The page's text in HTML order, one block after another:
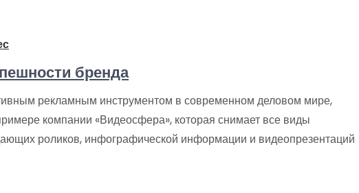
бренда
рекламным инструментом в современном деловом мире,
компании «Видеосфера», которая снимает все виды
роликов, инфографической информации и видеопрезентаций